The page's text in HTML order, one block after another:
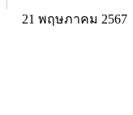
21 พฤษภาคม 2567